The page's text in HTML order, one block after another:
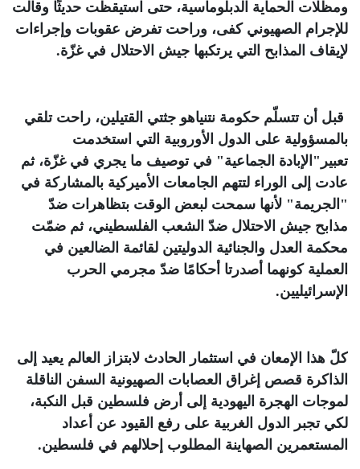
ومظلات الحماية الدبلوماسية، حتى استيقظت حديثًا وقالت
للإجرام الصهيوني كفى، وراحت تفرض عقوبات وإجراءات
لإيقاف المذابح التي يرتكبها جيش الاحتلال في غزّة.
قبل أن تتسلّم حكومة نتنياهو جثتي القتيلين، راحت تلقي
بالمسؤولية على الدول الأوروبية التي استخدمت
تعبير"الإبادة الجماعية" في توصيف ما يجري في غزّة، ثم
عادت إلى الوراء لتتهم الجامعات الأميركية بالمشاركة في
"الجريمة" لأنها سمحت لبعض الوقت بتظاهرات ضدّ
مذابح جيش الاحتلال ضدّ الشعب الفلسطيني، ثم ضمّت
محكمة العدل والجنائية الدوليتين لقائمة الضالعين في
العملية كونهما أصدرتا أحكامًا ضدّ مجرمي الحرب
الإسرائيليين.
كلّ هذا الإمعان في استثمار الحادث لابتزاز العالم يعيد إلى
الذاكرة قصص إغراق العصابات الصهيونية السفن الناقلة
لموجات الهجرة اليهودية إلى أرض فلسطين قبل النكبة،
لكي تجبر الدول الغربية على رفع القيود عن أعداد
المستعمرين الصهاينة المطلوب إحلالهم في فلسطين.